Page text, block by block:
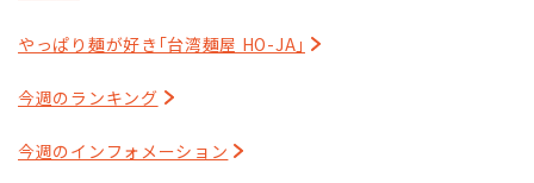
やっぱり麺が好き｢台湾麺屋 HO-JA｣
今週のランキング
今週のインフォメーション